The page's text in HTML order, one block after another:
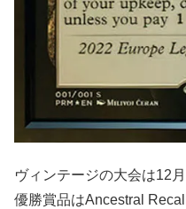
ヴィンテージの大会は12
優勝賞品はAncestral